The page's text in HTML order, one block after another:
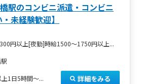
駅のコンビニ派遣・コンビニ
未経験歓迎】
円以上[夜勤]時給1500～1750円以上...
上1日5時間～... 詳細をみる